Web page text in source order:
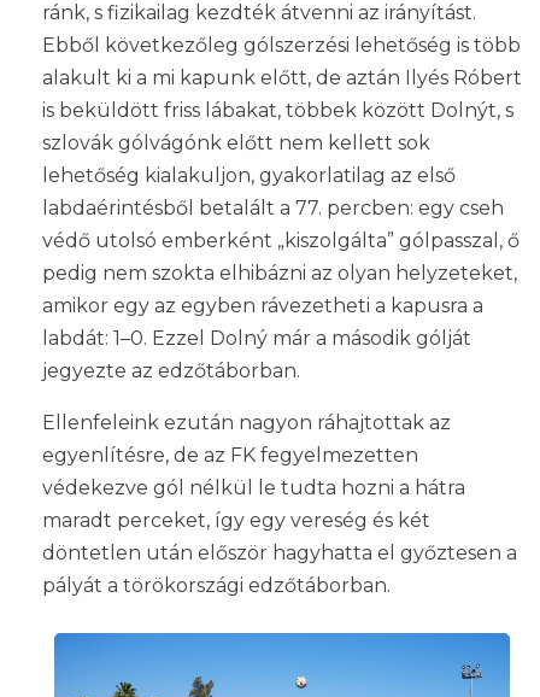
ránk, s fizikailag kezdték átvenni az irányítást.
Ebből következőleg gólszerzési lehetőség is több
alakult ki a mi kapunk előtt, de aztán Ilyés Róbert
is beküldött friss lábakat, többek között Dolnýt, s
szlovák gólvágónk előtt nem kellett sok
lehetőség kialakuljon, gyakorlatilag az első
labdaérintésből betalált a 77. percben: egy cseh
védő utolsó emberként „kiszolgálta” gólpasszal, ő
pedig nem szokta elhibázni az olyan helyzeteket,
amikor egy az egyben rávezetheti a kapusra a
labdát: 1–0. Ezzel Dolný már a második gólját
jegyezte az edzőtáborban.
Ellenfeleink ezután nagyon ráhajtottak az
egyenlítésre, de az FK fegyelmezetten
védekezve gól nélkül le tudta hozni a hátra
maradt perceket, így egy vereség és két
döntetlen után először hagyhatta el győztesen a
pályát a törökországi edzőtáborban.